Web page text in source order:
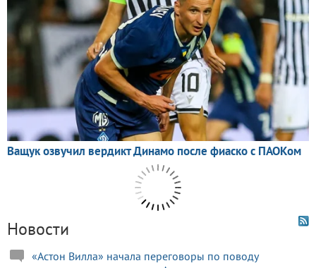
Новости
«Астон Вилла» начала переговоры по поводу